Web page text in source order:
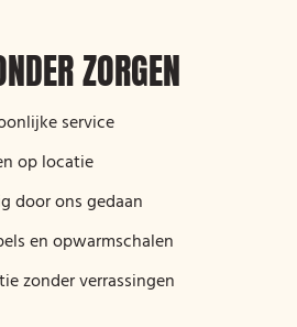
ZORGEN
service
op locatie
door ons gedaan
en opwarmschalen
zonder verrassingen